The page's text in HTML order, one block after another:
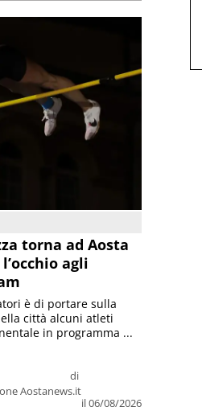
torna ad Aosta
agli
di
Aostanews.it
il 06/08/2026
è di portare sulla
città alcuni atleti
in programma ...